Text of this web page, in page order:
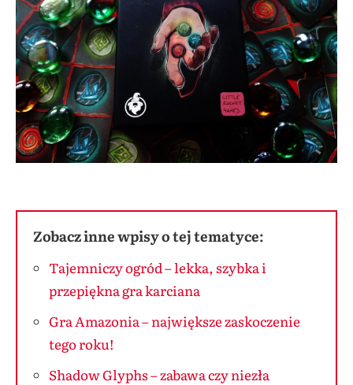
Zobacz inne wpisy o tej tematyce:
Tajemniczy ogród – lekka, szybka i
przepiękna gra karciana
Gra Amazonia – największe zaskoczenie
tego roku!
Shadow Glyphs – zabawa czy niezła